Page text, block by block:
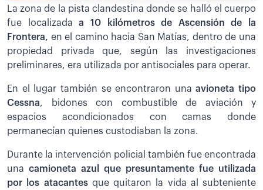
La zona de la pista clandestina donde se halló el cuerpo
fue localizadaa 10 kilómetros de Ascensión de la
Frontera, en el camino hacia San Matías, dentro de una
propiedad privada que, según las investigaciones
preliminares, era utilizada por antisociales para operar.
En el lugar también se encontraron unaavioneta tipo
Cessna, bidones con combustible de aviación y
espacios acondicionados con camas donde
permanecían quienes custodiaban la zona.
Durante la intervención policial también fue encontrada
una camioneta azul que presuntamente fue utilizada
por los atacantes que quitaron la vida al subteniente